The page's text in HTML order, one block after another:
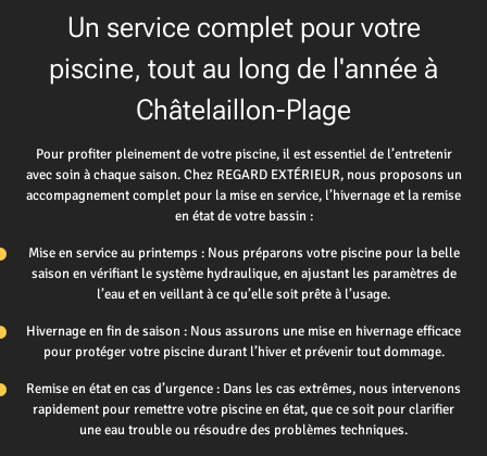
Un service complet pour votre
piscine, tout au long de l'année à
Châtelaillon-Plage
Pour profiter pleinement de votre piscine, il est essentiel de l’entretenir
avec soin à chaque saison. Chez REGARD EXTÉRIEUR, nous proposons un
accompagnement complet pour la mise en service, l’hivernage et la remise
en état de votre bassin :
Mise en service au printemps : Nous préparons votre piscine pour la belle
saison en vérifiant le système hydraulique, en ajustant les paramètres de
l’eau et en veillant à ce qu’elle soit prête à l’usage.
Hivernage en fin de saison : Nous assurons une mise en hivernage efficace
pour protéger votre piscine durant l’hiver et prévenir tout dommage.
Remise en état en cas d’urgence : Dans les cas extrêmes, nous intervenons
rapidement pour remettre votre piscine en état, que ce soit pour clarifier
une eau trouble ou résoudre des problèmes techniques.